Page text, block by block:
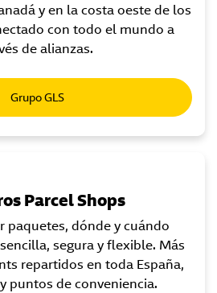
y en la costa oeste de los
con todo el mundo a
de alianzas.
Grupo GLS
Parcel Shops
paquetes, dónde y cuándo
segura y flexible. Más
repartidos en toda España,
puntos de conveniencia.